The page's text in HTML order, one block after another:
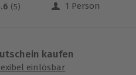
von 5 aus 5 Bewertungen
(5) 1 Person
kaufen
einlösbar